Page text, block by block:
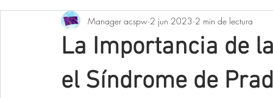
La Importancia de
el Síndrome de
Manager acspw 2 jun 2023 2 min de lectura